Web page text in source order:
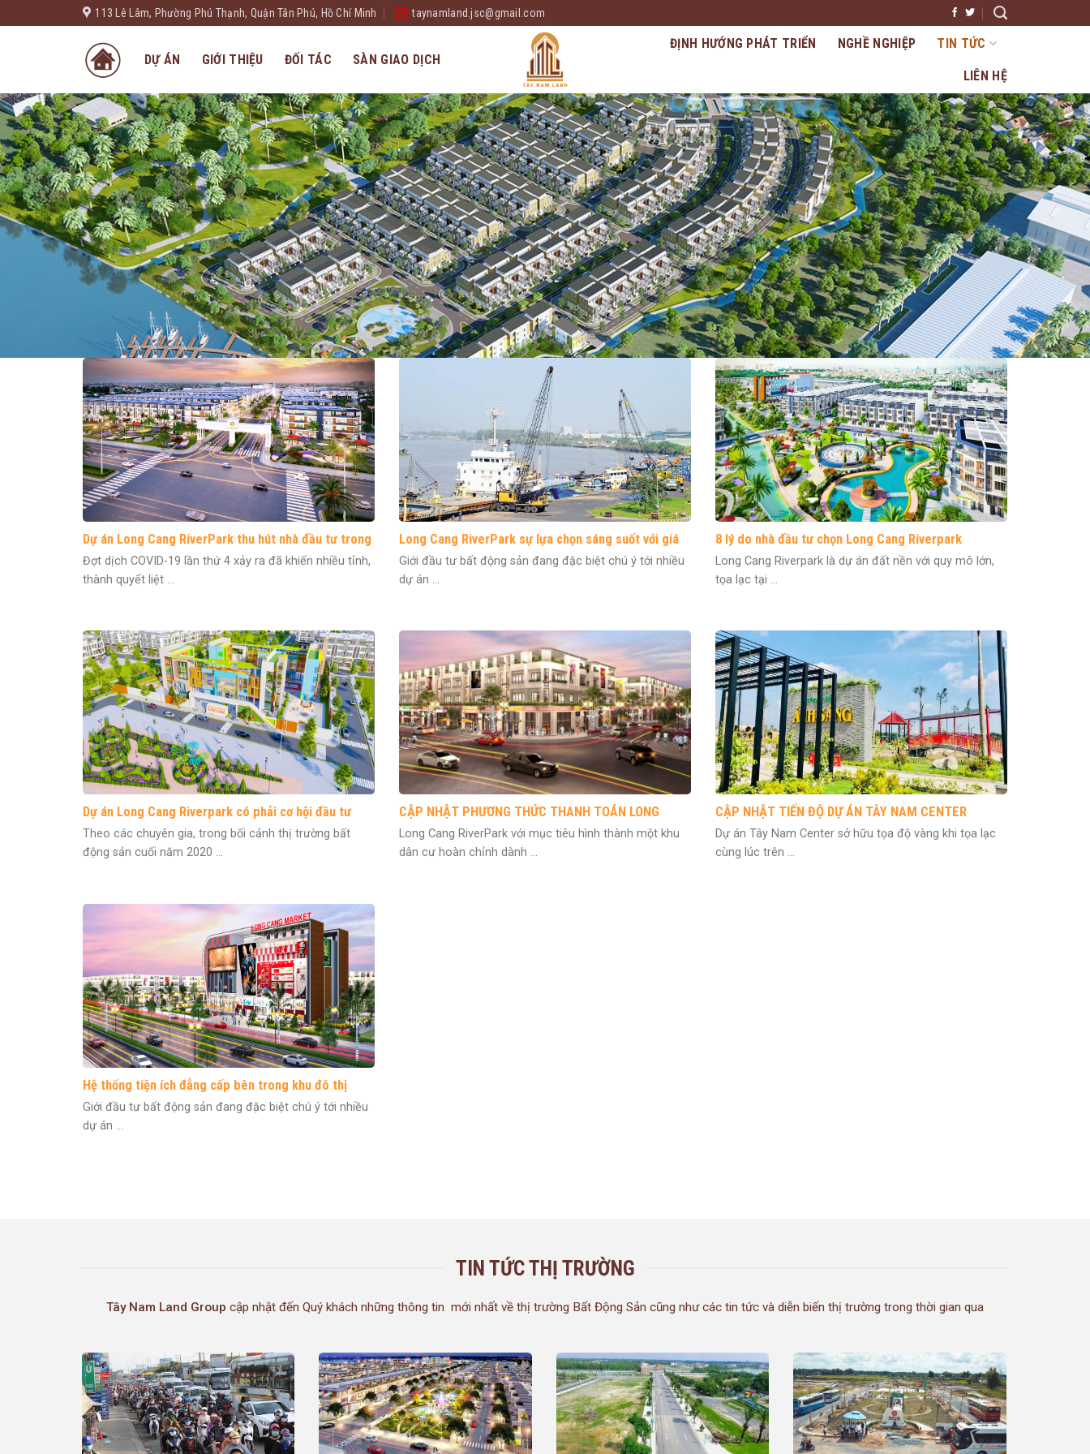
to
113 Lê Lâm, Phường Phú Thạnh, Quận Tân Phú, Hồ Chí Minh taynamland.jsc@gmail.com
DỰ ÁN GIỚI THIỆU ĐỐI TÁC SÀN GIAO DỊCH
ĐỊNH HƯỚNG PHÁT TRIỂN NGHỀ NGHIỆP TIN TỨC
LIÊN HỆ
Dự án Long Cang RiverPark thu hút nhà đầu tư trong
mùa dịch
Đợt dịch COVID-19 lần thứ 4 xảy ra đã khiến nhiều tỉnh,
thành quyết liệt ...
Long Cang RiverPark sự lựa chọn sáng suốt với giá
trị tiện ích tuyệt vời
Giới đầu tư bất động sản đang đặc biệt chú ý tới nhiều
dự án ...
8 lý do nhà đầu tư chọn Long Cang Riverpark
Long Cang Riverpark là dự án đất nền với quy mô lớn,
tọa lạc tại ...
Dự án Long Cang Riverpark có phải cơ hội đầu tư
sinh lời dịp cuối năm?
Theo các chuyên gia, trong bối cảnh thị trường bất
động sản cuối năm 2020 ...
CẬP NHẬT PHƯƠNG THỨC THANH TOÁN LONG
CANG RIVERPARK THÁNG 01/2021
Long Cang RiverPark với mục tiêu hình thành một khu
dân cư hoàn chỉnh dành ...
CẬP NHẬT TIẾN ĐỘ DỰ ÁN TÂY NAM CENTER
Dự án Tây Nam Center sở hữu tọa độ vàng khi tọa lạc
cùng lúc trên ...
Hệ thống tiện ích đẳng cấp bên trong khu đô thị
Long Cang RiverPark
Giới đầu tư bất động sản đang đặc biệt chú ý tới nhiều
dự án ...
TIN TỨC THỊ TRƯỜNG
Tây Nam Land Group cập nhật đến Quý khách những thông tin mới nhất về thị trường Bất Động Sản cũng như các tin tức và diễn biến thị trường trong thời gian qua